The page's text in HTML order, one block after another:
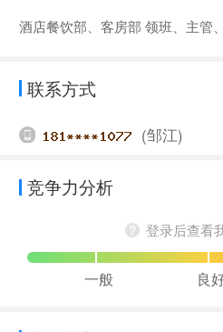
酒店餐饮部、客房部 领班、主管、
联系方式
(邹江)
竞争力分析
登录后查看
一般 良